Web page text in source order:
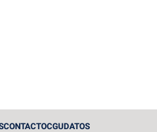
CONTACTOCGUDATOS